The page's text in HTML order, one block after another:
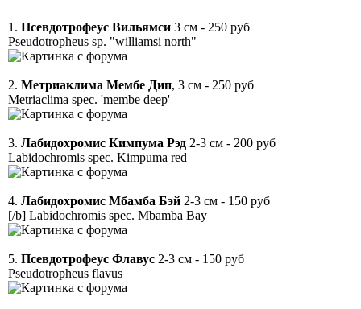
1. Псевдотрофеус Вильямси 3 см - 250 руб
Pseudotropheus sp. "williamsi north"
2. Метриаклима Мембе Дип, 3 см - 250 руб
Metriaclima spec. 'membe deep'
3. Лабидохромис Кимпума Рэд 2-3 см - 200 руб
Labidochromis spec. Kimpuma red
4. Лабидохромис Мбамба Бэй 2-3 см - 150 руб
[/b] Labidochromis spec. Mbamba Bay
5. Псевдотрофеус Флавус 2-3 см - 150 руб
Pseudotropheus flavus